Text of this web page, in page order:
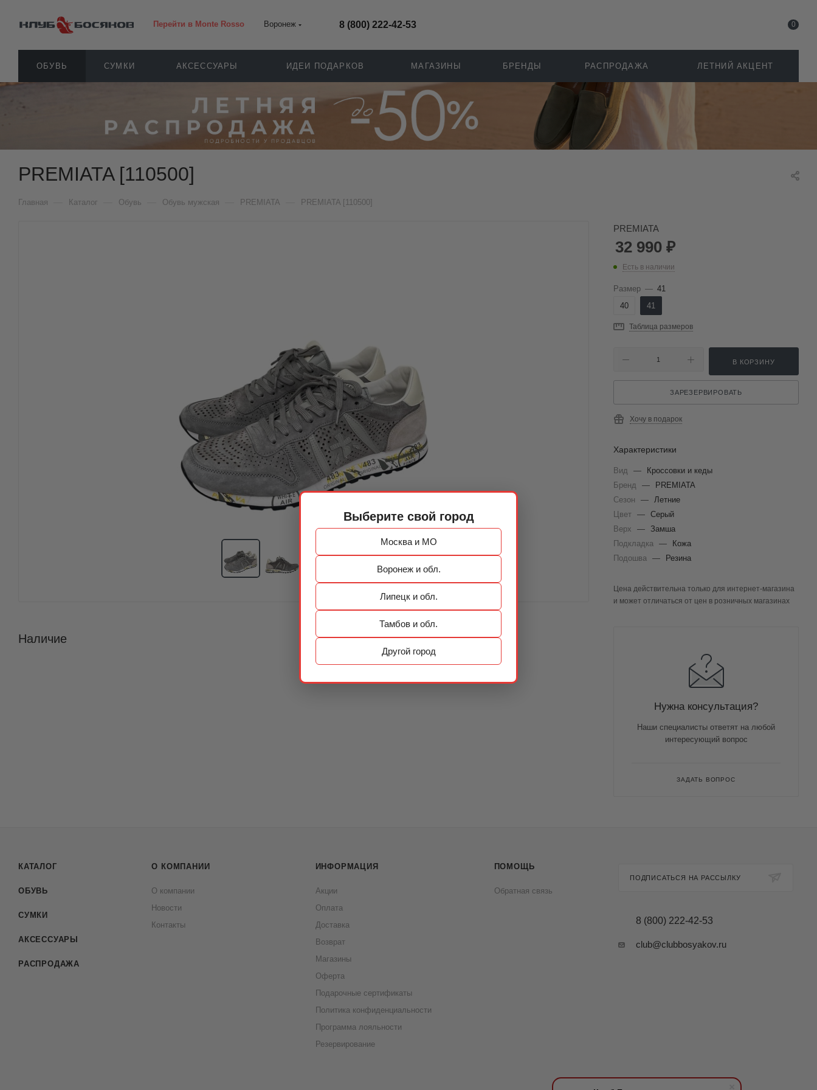
Выберите свой город
Москва и МО
Воронеж и обл.
Липецк и обл.
Тамбов и обл.
Другой город
Перейти в Monte Rosso Воронеж 8 (800) 222-42-53 0
ОБУВЬ СУМКИ АКСЕССУАРЫ ИДЕИ ПОДАРКОВ МАГАЗИНЫ БРЕНДЫ РАСПРОДАЖА ЛЕТНИЙ АКЦЕНТ
PREMIATA [110500]
Главная Каталог Обувь Обувь мужская PREMIATA PREMIATA [110500]
Наличие
PREMIATA
32 990 ₽
Есть в наличии
Размер — 41
40
41
Таблица размеров
В КОРЗИНУ
ЗАРЕЗЕРВИРОВАТЬ
Хочу в подарок
Характеристики
Вид —
Кроссовки и кеды
Бренд
—
PREMIATA
Сезон
— Летние
Цвет — Серый
Верх
— Замша
Подкладка —
Кожа
Подошва — Резина
Цена действительна только для интернет-магазина
и может отличаться от цен в розничных магазинах
Нужна консультация?
Наши специалисты ответят на любой
интересующий вопрос
ЗАДАТЬ ВОПРОС
КАТАЛОГ
ОБУВЬ
СУМКИ
АКСЕССУАРЫ
РАСПРОДАЖА
О КОМПАНИИ
О компании
Новости
Контакты
ИНФОРМАЦИЯ
Акции
Оплата
Доставка
Возврат
Магазины
Оферта
Подарочные сертификаты
Политика конфиденциальности
Программа лояльности
Резервирование
ПОМОЩЬ
Обратная связь
ПОДПИСАТЬСЯ НА РАССЫЛКУ
8 (800) 222-42-53
club@clubbosyakov.ru